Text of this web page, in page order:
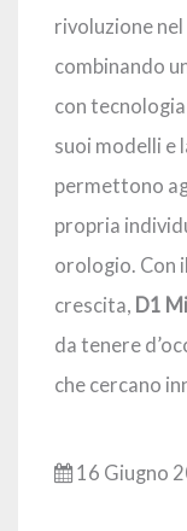
rivoluzione
combinando
con
suoi modelli e
permettono
propria
orologio. Con
crescita, D1
da tenere
che cercano
16 Giugno